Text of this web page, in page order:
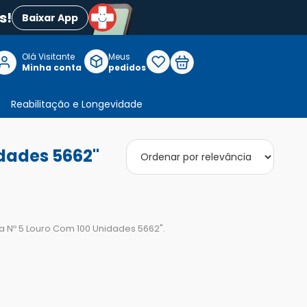
Baixar App
Olá Visitante
Minha conta
Meus
pedidos
Reabilitação e Longevidade
5662"
5 Louro Com 100 Unidades 5662".